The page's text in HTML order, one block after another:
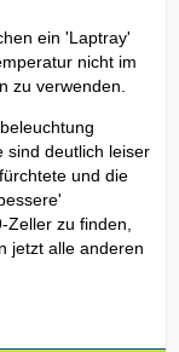
ein 'Laptray'
nicht im
zu verwenden.
sind deutlich leiser
und die
zu finden,
jetzt alle anderen